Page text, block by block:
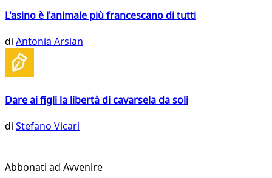
L'asino è l'animale più francescano di tutti
di Antonia Arslan
Dare ai figli la libertà di cavarsela da soli
di Stefano Vicari
Abbonati ad Avvenire